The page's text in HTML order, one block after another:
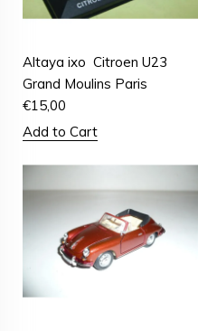
Altaya ixo Citroen U23
Grand Moulins Paris
€15,00
Add to Cart